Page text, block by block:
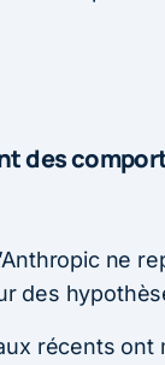
des
ne
des
récents ont